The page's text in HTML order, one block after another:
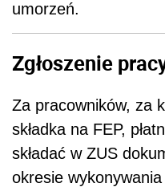
umorzeń.
Zgłoszenie
Za pracowników, za
składka na FEP,
składać w ZUS
okresie